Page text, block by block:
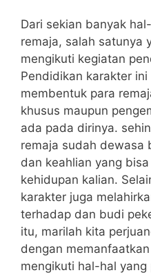
Dari sekian banyak
remaja, salah satunya
mengikuti kegiatan
Pendidikan karakter
membentuk para
khusus maupun
ada pada dirinya.
remaja sudah dewasa
dan keahlian yang
kehidupan kalian.
karakter juga
terhadap dan budi
itu, marilah kita
dengan
mengikuti hal-hal